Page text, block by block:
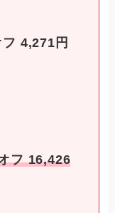
4,271円
フ 16,426